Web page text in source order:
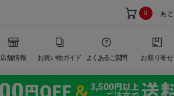
0 あ
店舗情報 お買い物ガイド よくあるご質問 お取り寄せ